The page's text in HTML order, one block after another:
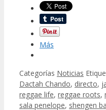
Más
Categorías Noticias
Dactah Chando, directo,
reggae life, reggae roots,
sala penelope, shengen